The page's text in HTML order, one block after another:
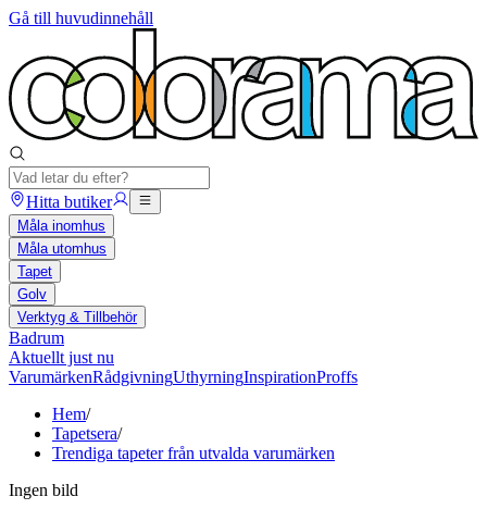
Gå till huvudinnehåll
Hitta butiker
Måla inomhus
Måla utomhus
Tapet
Golv
Verktyg & Tillbehör
Badrum
Aktuellt just nu
VarumärkenRådgivningUthyrningInspirationProffs
Hem/
Tapetsera/
Trendiga tapeter från utvalda varumärken
Ingen bild